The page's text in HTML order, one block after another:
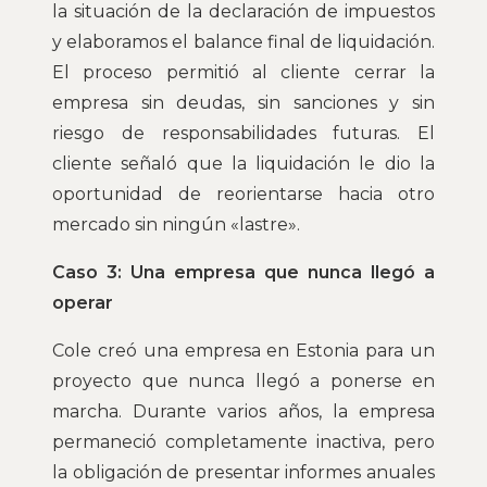
la situación de la declaración de impuestos
y elaboramos el balance final de liquidación.
El proceso permitió al cliente cerrar la
empresa sin deudas, sin sanciones y sin
riesgo de responsabilidades futuras. El
cliente señaló que la liquidación le dio la
oportunidad de reorientarse hacia otro
mercado sin ningún «lastre».
Caso 3: Una empresa que nunca llegó a
operar
Cole creó una empresa en Estonia para un
proyecto que nunca llegó a ponerse en
marcha. Durante varios años, la empresa
permaneció completamente inactiva, pero
la obligación de presentar informes anuales